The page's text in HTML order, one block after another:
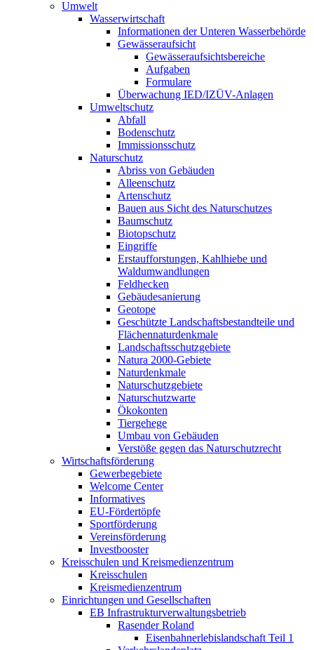
Umwelt
Wasserwirtschaft
Informationen der Unteren Wasserbehörde
Gewässeraufsicht
Gewässeraufsichtsbereiche
Aufgaben
Formulare
Überwachung IED/IZÜV-Anlagen
Umweltschutz
Abfall
Bodenschutz
Immissionsschutz
Naturschutz
Abriss von Gebäuden
Alleenschutz
Artenschutz
Bauen aus Sicht des Naturschutzes
Baumschutz
Biotopschutz
Eingriffe
Erstaufforstungen, Kahlhiebe und
Waldumwandlungen
Feldhecken
Gebäudesanierung
Geotope
Geschützte Landschaftsbestandteile und
Flächennaturdenkmale
Landschaftsschutzgebiete
Natura 2000-Gebiete
Naturdenkmale
Naturschutzgebiete
Naturschutzwarte
Ökokonten
Tiergehege
Umbau von Gebäuden
Verstöße gegen das Naturschutzrecht
Wirtschaftsförderung
Gewerbegebiete
Welcome Center
Informatives
EU-Fördertöpfe
Sportförderung
Vereinsförderung
Investbooster
Kreisschulen und Kreismedienzentrum
Kreisschulen
Kreismedienzentrum
Einrichtungen und Gesellschaften
EB Infrastruktur­verwaltungsbetrieb
Rasender Roland
Eisenbahnerlebis­landschaft Teil 1